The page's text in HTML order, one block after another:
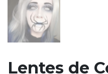
Lentes de